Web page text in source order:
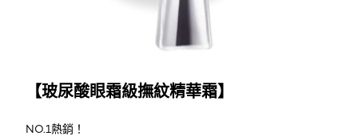
【玻尿酸眼霜級撫紋精華霜】
NO.1熱銷！